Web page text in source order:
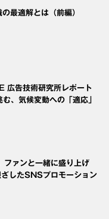
最適解とは（前編）
告技術研究所レポート
、気候変動への「適応」
ァンと一緒に盛り上げ
したSNSプロモーション